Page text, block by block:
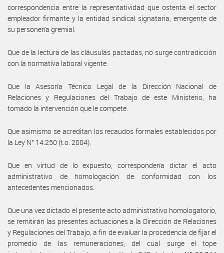
correspondencia entre la representatividad que ostenta el sector
empleador firmante y la entidad sindical signataria, emergente de
su personería gremial.
Que de la lectura de las cláusulas pactadas, no surge contradicción
con la normativa laboral vigente.
Que la Asesoría Técnico Legal de la Dirección Nacional de
Relaciones y Regulaciones del Trabajo de este Ministerio, ha
tomado la intervención que le compete.
Que asimismo se acreditan los recaudos formales establecidos por
la Ley N° 14.250 (t.o. 2004).
Que en virtud de lo expuesto, correspondería dictar el acto
administrativo de homologación de conformidad con los
antecedentes mencionados.
Que una vez dictado el presente acto administrativo homologatorio,
se remitirán las presentes actuaciones a la Dirección de Relaciones
y Regulaciones del Trabajo, a fin de evaluar la procedencia de fijar el
promedio de las remuneraciones, del cual surge el tope